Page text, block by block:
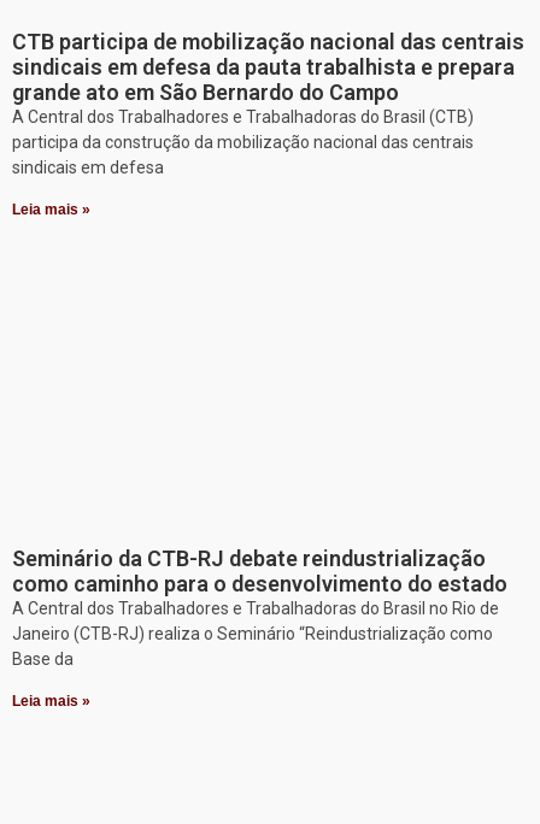
CTB participa de mobilização nacional das centrais
sindicais em defesa da pauta trabalhista e prepara
grande ato em São Bernardo do Campo
A Central dos Trabalhadores e Trabalhadoras do Brasil (CTB)
participa da construção da mobilização nacional das centrais
sindicais em defesa
Leia mais »
Seminário da CTB-RJ debate reindustrialização
como caminho para o desenvolvimento do estado
A Central dos Trabalhadores e Trabalhadoras do Brasil no Rio de
Janeiro (CTB-RJ) realiza o Seminário “Reindustrialização como
Base da
Leia mais »